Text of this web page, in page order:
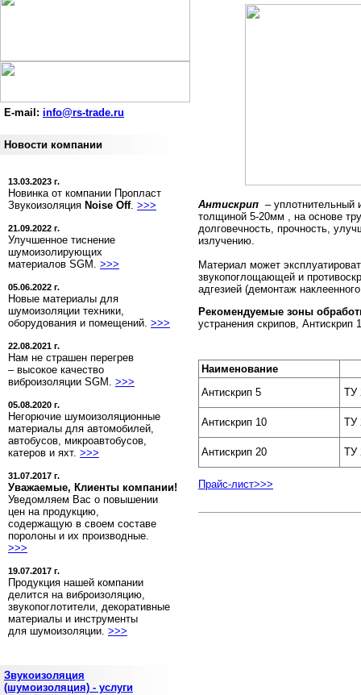
E-mail: info@rs-trade.ru
Новости компании
13.03.2023 г.
Новинка от компании Пропласт
Звукоизоляция Noise Off. >>>
21.09.2022 г.
Улучшенное тиснение
шумоизолирующих
материалов SGM. >>>
05.06.2022 г.
Новые материалы для
шумоизоляции техники,
оборудования и помещений. >>>
22.08.2021 г.
Нам не страшен перегрев
– высокое качество
виброизоляции SGM. >>>
05.08.2020 г.
Негорючие шумоизоляционные
материалы для автомобилей,
автобусов, микроавтобусов,
катеров и яхт. >>>
31.07.2017 г.
Уважаемые, Клиенты компании!
Уведомляем Вас о повышении
цен на продукцию,
содержащую в своем составе
поролоны и их производные.
>>>
19.07.2017 г.
Продукция нашей компании
делится на виброизоляцию,
звукопоглотители, декоративные
материалы и инструменты
для шумоизоляции. >>>
Звукоизоляция
(шумоизоляция) - услуги
Антискрип – уплотнительный
толщиной 5-20мм , на основе
долговечность, прочность,
излучению.
Материал может
звукопоглощающей и
адгезией (демонтаж
Рекомендуемые зоны
устранения скрипов, Антискрип
Наименование
Антискрип 5
ТУ
Антискрип 10 ТУ
Антискрип 20 ТУ
Прайс-лист>>>